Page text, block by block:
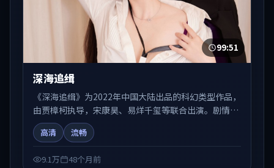
99:51
深海追缉
《深海追缉》为2022年中国大陆出品的科幻类型作品，
由贾樟柯执导，宋康昊、易烊千玺等联合出演。剧情在
人物弧光与节奏推进中展开，兼具叙事张力与视听质
感。适合关注国产在线观看、热播国产剧与院线佳片的
高清 流畅
9.1万 48个月前